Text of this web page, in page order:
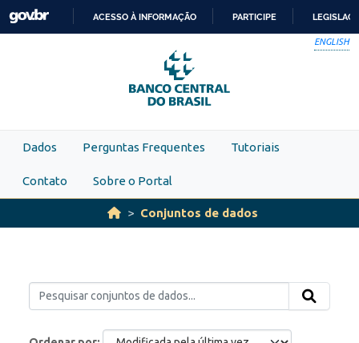
Skip to main content
PARA
O
CONTEÚDO
ACESSO À INFORMAÇÃO PARTICIPE
ENGLISH
Dados Perguntas Frequentes Tutoriais
Contato Sobre o Portal
Conjuntos de dados